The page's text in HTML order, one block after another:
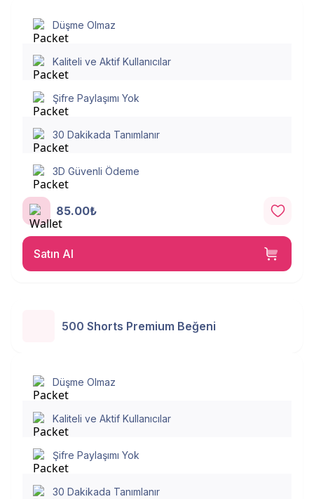
Düşme Olmaz
Kaliteli ve Aktif Kullanıcılar
Şifre Paylaşımı Yok
30 Dakikada Tanımlanır
3D Güvenli Ödeme
85.00₺
Satın Al
500 Shorts Premium Beğeni
Düşme Olmaz
Kaliteli ve Aktif Kullanıcılar
Şifre Paylaşımı Yok
30 Dakikada Tanımlanır